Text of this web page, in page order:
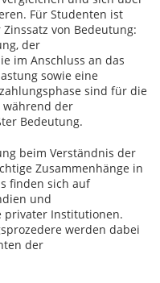
Für Studenten ist
von Bedeutung:
der
im Anschluss an das
sowie eine
sind für die
während der
Bedeutung.
beim Verständnis der
Zusammenhänge in
finden sich auf
und
privater Institutionen.
werden dabei
der